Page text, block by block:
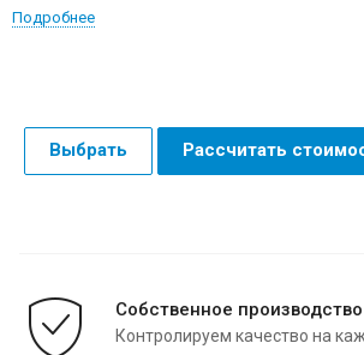
Подробнее
Выбрать Рассчитать
Собственное
Контролируем качество на